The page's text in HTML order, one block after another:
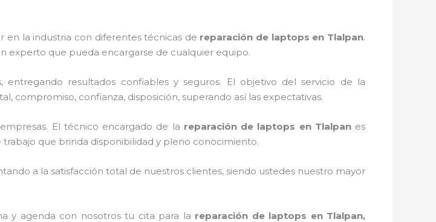
en la industria con diferentes técnicas de reparación de laptops en Tlalpan.
experto que pueda encargarse de cualquier equipo.
resultados confiables y seguros. El objetivo del servicio de la
compromiso, confianza, disposición, superando así las expectativas.
El técnico encargado de la reparación de laptops en Tlalpanes
que brinda disponibilidad y pleno conocimiento.
a la satisfacción total de nuestros clientes, siendo ustedes nuestro mayor
y agenda con nosotros tu cita para la reparación de laptops en Tlalpan,